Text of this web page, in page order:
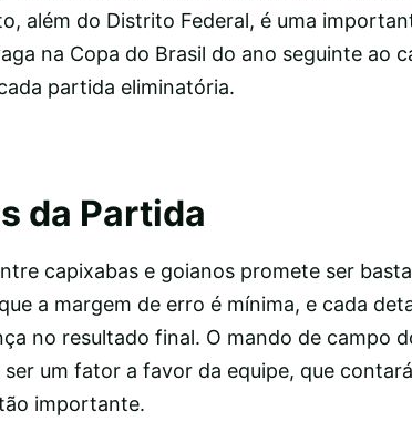
além do Distrito Federal, é uma
na Copa do Brasil do ano seguinte ao
partida eliminatória.
da Partida
capixabas e goianos promete ser
a margem de erro é mínima, e cada
no resultado final. O mando de campo
um fator a favor da equipe, que
importante.